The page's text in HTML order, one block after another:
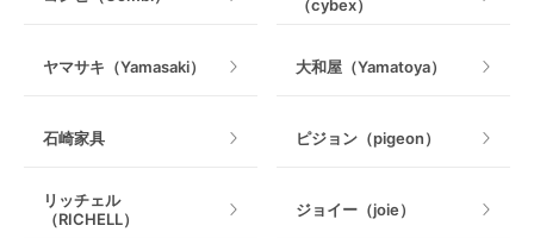
室内遊具
（cybex）
ヤマサキ（Yamasaki） 大和屋（Yamatoya）
石崎家具 ピジョン（pigeon）
リッチェル
（RICHELL）
ジョイー（joie）